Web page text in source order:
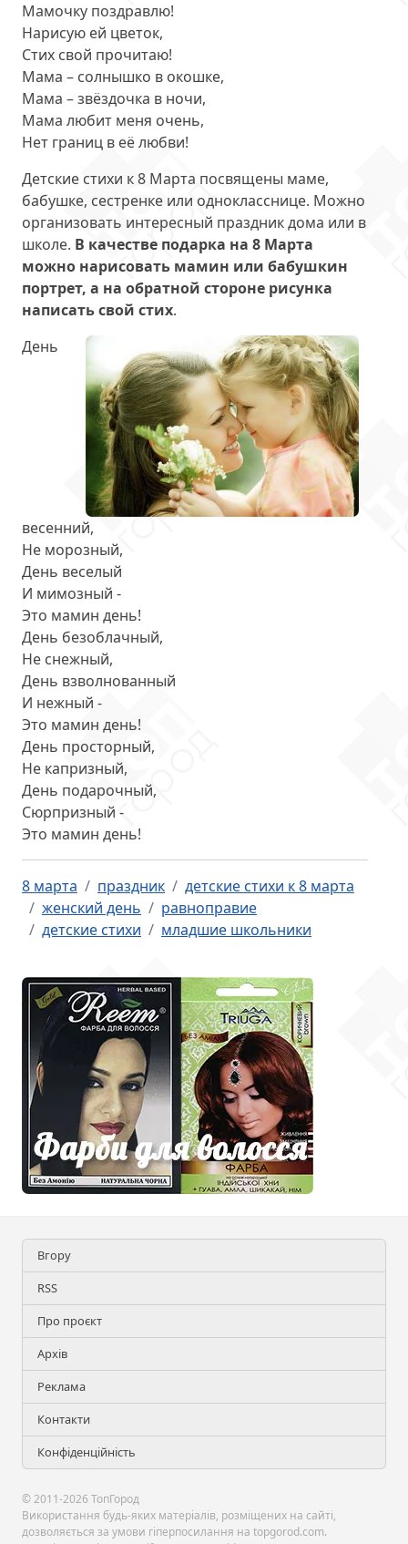
Мамочку поздравлю!
Нарисую ей цветок,
Стих свой прочитаю!
Мама – солнышко в окошке,
Мама – звёздочка в ночи,
Мама любит меня очень,
Нет границ в её любви!
Детские стихи к 8 Марта посвящены маме,
бабушке, сестренке или однокласснице. Можно
организовать интересный праздник дома или в
школе. В качестве подарка на 8 Марта
можно нарисовать мамин или бабушкин
портрет, а на обратной стороне рисунка
написать свой стих.
День
весенний,
Не морозный,
День веселый
И мимозный -
Это мамин день!
День безоблачный,
Не снежный,
День взволнованный
И нежный -
Это мамин день!
День просторный,
Не капризный,
День подарочный,
Сюрпризный -
Это мамин день!
8 марта праздник
детские стихи к 8 марта
женский день
равноправие
детские стихи
младшие школьники
Вгору
RSS
Про проєкт
Архів
Реклама
Контакти
Конфіденційність
© 2011-2026 ТопГород
Використання будь-яких матеріалів, розміщених на сайті,
дозволяється за умови гіперпосилання на topgorod.com.